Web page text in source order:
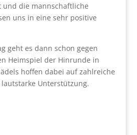
und die mannschaftliche
uns in eine sehr positive
geht es dann schon gegen
Heimspiel der Hinrunde in
hoffen dabei auf zahlreiche
Unterstützung.